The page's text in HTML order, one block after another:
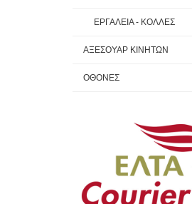
ΕΡΓΑΛΕΙΑ - ΚΟΛΛΕΣ
ΑΞΕΣΟΥΑΡ ΚΙΝΗΤΩΝ
ΟΘΟΝΕΣ